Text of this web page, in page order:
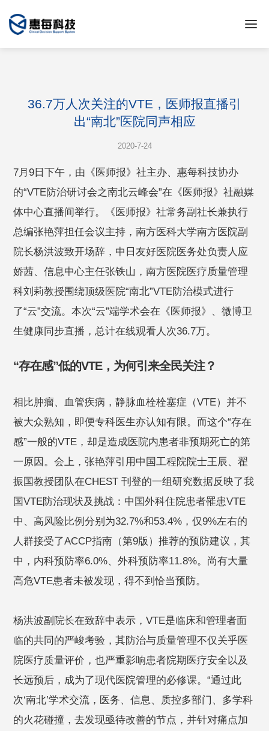
36.7万人次关注的VTE，医师报直播引
出“南北”医院同声相应
2020-7-24
7月9日下午，由《医师报》社主办、惠每科技协办
的“VTE防治研讨会之南北云峰会”在《医师报》社融媒
体中心直播间举行。《医师报》社常务副社长兼执行
总编张艳萍担任会议主持，南方医科大学南方医院副
院长杨洪波致开场辞，中日友好医院医务处负责人应
娇茜、信息中心主任张铁山，南方医院医疗质量管理
科刘莉教授围绕顶级医院“南北”VTE防治模式进行
了“云”交流。本次“云”端学术会在《医师报》、微博卫
生健康同步直播，总计在线观看人次36.7万。
“存在感”低的VTE，为何引来全民关注？
相比肿瘤、血管疾病，静脉血栓栓塞症（VTE）并不
被大众熟知，即便专科医生亦认知有限。而这个“存在
感”一般的VTE，却是造成医院内患者非预期死亡的第
一原因。会上，张艳萍引用中国工程院院士王辰、翟
振国教授团队在CHEST 刊登的一组研究数据反映了我
国VTE防治现状及挑战：中国外科住院患者罹患VTE
中、高风险比例分别为32.7%和53.4%，仅9%左右的
人群接受了ACCP指南（第9版）推荐的预防建议，其
中，内科预防率6.0%、外科预防率11.8%。尚有大量
高危VTE患者未被发现，得不到恰当预防。
杨洪波副院长在致辞中表示，VTE是临床和管理者面
临的共同的严峻考验，其防治与质量管理不仅关乎医
院医疗质量评价，也严重影响患者院期医疗安全以及
长远预后，成为了现代医院管理的必修课。“通过此
次‘南北’学术交流，医务、信息、质控多部门、多学科
的火花碰撞，去发现亟待改善的节点，并针对痛点加